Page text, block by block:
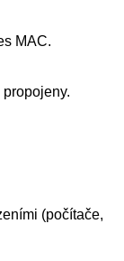
MAC.
(počítače,